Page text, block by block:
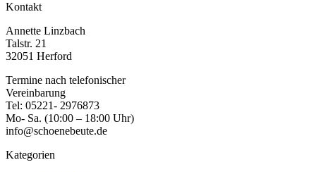
Kontakt
Annette Linzbach
Talstr. 21
32051 Herford
Termine nach telefonischer
Vereinbarung
Tel: 05221- 2976873
Mo- Sa. (10:00 – 18:00 Uhr)
info@schoenebeute.de
Kategorien